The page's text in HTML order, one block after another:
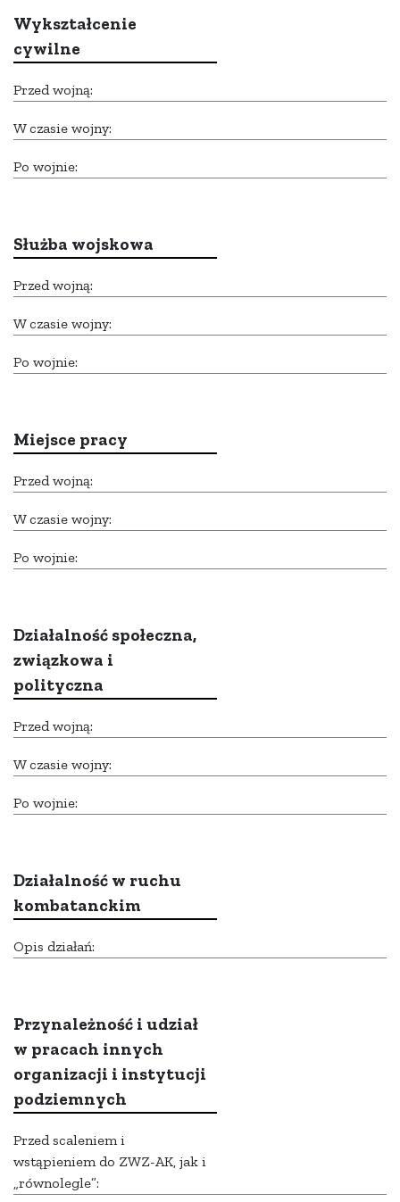
Wykształcenie
cywilne
Przed wojną:
W czasie wojny:
Po wojnie:
Służba wojskowa
Przed wojną:
W czasie wojny:
Po wojnie:
Miejsce pracy
Przed wojną:
W czasie wojny:
Po wojnie:
Działalność społeczna,
związkowa i
polityczna
Przed wojną:
W czasie wojny:
Po wojnie:
Działalność w ruchu
kombatanckim
Opis działań:
Przynależność i udział
w pracach innych
organizacji i instytucji
podziemnych
Przed scaleniem i
wstąpieniem do ZWZ-AK, jak i
„równolegle”: